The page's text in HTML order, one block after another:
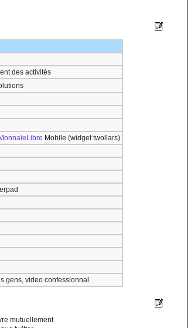
des activités
MonnaieLibre Mobile (widget twollars)
gens, video confessionnal
mutuellement